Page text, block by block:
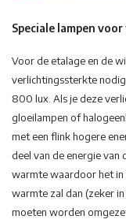
Speciale lampen
Voor de etalage en de
verlichtingssterkte
800 lux. Als je deze
gloeilampen of
met een flink hogere
deel van de energie
warmte waardoor het
warmte zal dan (zeker
moeten worden